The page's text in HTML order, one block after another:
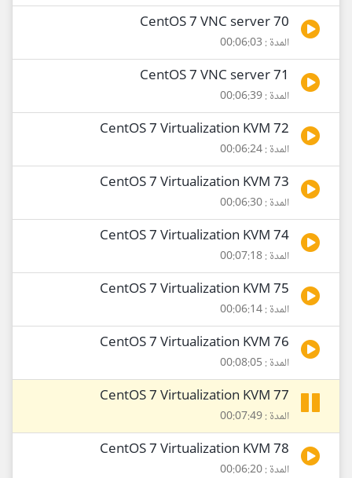
70 CentOS 7 VNC server
المدة : 00:06:03
71 CentOS 7 VNC server
المدة : 00:06:39
72 CentOS 7 Virtualization KVM
المدة : 00:06:24
73 CentOS 7 Virtualization KVM
المدة : 00:06:30
74 CentOS 7 Virtualization KVM
المدة : 00:07:18
75 CentOS 7 Virtualization KVM
المدة : 00:06:14
76 CentOS 7 Virtualization KVM
المدة : 00:08:05
77 CentOS 7 Virtualization KVM
المدة : 00:07:49
78 CentOS 7 Virtualization KVM
المدة : 00:06:20